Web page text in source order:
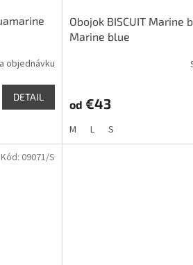
objednávku
DETAIL
Obojok BISCUIT Marine
Marine blue
od €43
M L S
Kód: 09071/S